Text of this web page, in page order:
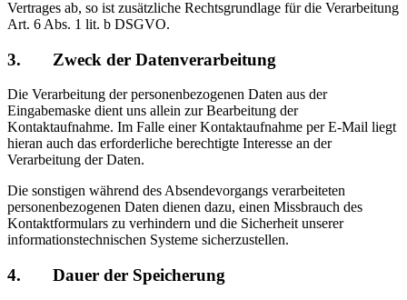
Vertrages ab, so ist zusätzliche Rechtsgrundlage für die Verarbeitung
Art. 6 Abs. 1 lit. b DSGVO.
3. Zweck der Datenverarbeitung
Die Verarbeitung der personenbezogenen Daten aus der
Eingabemaske dient uns allein zur Bearbeitung der
Kontaktaufnahme. Im Falle einer Kontaktaufnahme per E-Mail liegt
hieran auch das erforderliche berechtigte Interesse an der
Verarbeitung der Daten.
Die sonstigen während des Absendevorgangs verarbeiteten
personenbezogenen Daten dienen dazu, einen Missbrauch des
Kontaktformulars zu verhindern und die Sicherheit unserer
informationstechnischen Systeme sicherzustellen.
4. Dauer der Speicherung